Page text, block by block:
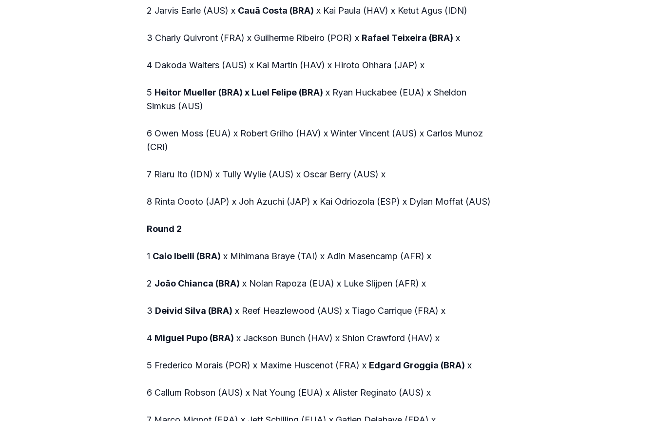
2 Jarvis Earle (AUS) x Cauã Costa (BRA) x Kai Paula (HAV) x Ketut Agus (IDN)
3 Charly Quivront (FRA) x Guilherme Ribeiro (POR) x Rafael Teixeira (BRA) x
4 Dakoda Walters (AUS) x Kai Martin (HAV) x Hiroto Ohhara (JAP) x
5 Heitor Mueller (BRA) x Luel Felipe (BRA) x Ryan Huckabee (EUA) x Sheldon
Simkus (AUS)
6 Owen Moss (EUA) x Robert Grilho (HAV) x Winter Vincent (AUS) x Carlos Munoz
(CRI)
7 Riaru Ito (IDN) x Tully Wylie (AUS) x Oscar Berry (AUS) x
8 Rinta Oooto (JAP) x Joh Azuchi (JAP) x Kai Odriozola (ESP) x Dylan Moffat (AUS)
Round 2
1 Caio Ibelli (BRA) x Mihimana Braye (TAI) x Adin Masencamp (AFR) x
2 João Chianca (BRA) x Nolan Rapoza (EUA) x Luke Slijpen (AFR) x
3 Deivid Silva (BRA) x Reef Heazlewood (AUS) x Tiago Carrique (FRA) x
4 Miguel Pupo (BRA) x Jackson Bunch (HAV) x Shion Crawford (HAV) x
5 Frederico Morais (POR) x Maxime Huscenot (FRA) x Edgard Groggia (BRA) x
6 Callum Robson (AUS) x Nat Young (EUA) x Alister Reginato (AUS) x